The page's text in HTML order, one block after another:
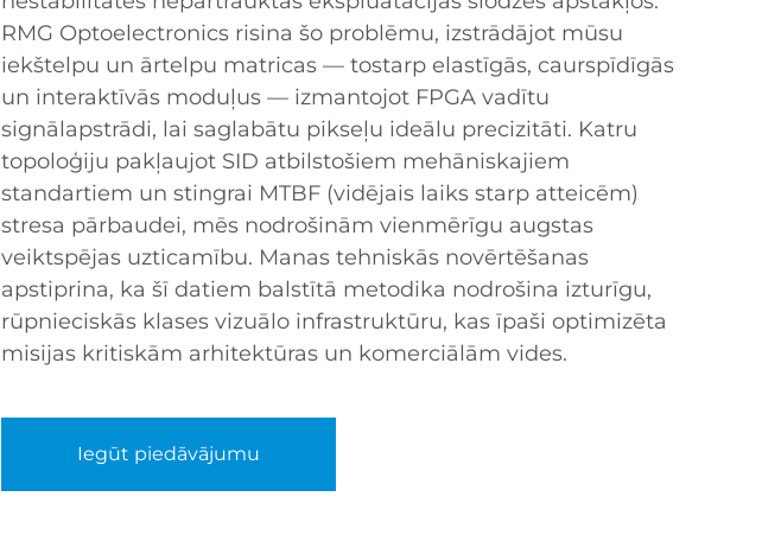
RMG Optoelectronics risina šo problēmu, izstrādājot mūsu
iekštelpu un ārtelpu matricas — tostarp elastīgās, caurspīdīgās
un interaktīvās moduļus — izmantojot FPGA vadītu
signālapstrādi, lai saglabātu pikseļu ideālu precizitāti. Katru
topoloģiju pakļaujot SID atbilstošiem mehāniskajiem
standartiem un stingrai MTBF (vidējais laiks starp atteicēm)
stresa pārbaudei, mēs nodrošinām vienmērīgu augstas
veiktspējas uzticamību. Manas tehniskās novērtēšanas
apstiprina, ka šī datiem balstītā metodika nodrošina izturīgu,
rūpnieciskās klases vizuālo infrastruktūru, kas īpaši optimizēta
misijas kritiskām arhitektūras un komerciālām vides.
Iegūt piedāvājumu